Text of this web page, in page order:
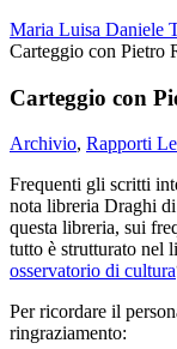
Maria Luisa Daniele
Carteggio con Pietro
Carteggio con
Archivio, Rapporti
Frequenti gli scritti
nota libreria Draghi
questa libreria, sui
tutto è strutturato nel
osservatorio di cultura
Per ricordare il
ringraziamento: